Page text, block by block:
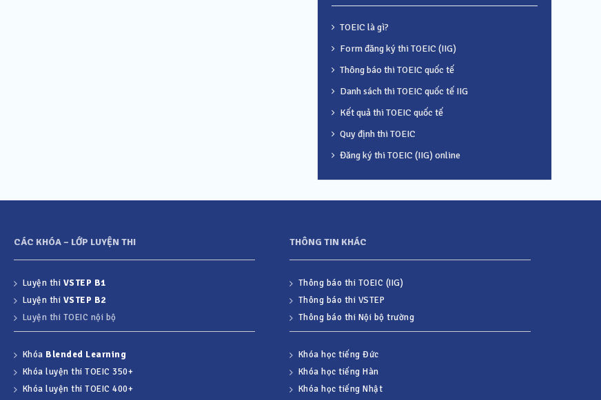
TOEIC là gì?
Form đăng ký thi TOEIC (IIG)
Thông báo thi TOEIC quốc tế
Danh sách thi TOEIC quốc tế IIG
Kết quả thi TOEIC quốc tế
Quy định thi TOEIC
Đăng ký thi TOEIC (IIG) online
CÁC KHÓA – LỚP LUYỆN THI
Luyện thi VSTEP B1
Luyện thi VSTEP B2
Luyện thi TOEIC nội bộ
Khóa Blended Learning
Khóa luyện thi TOEIC 350+
Khóa luyện thi TOEIC 400+
THÔNG TIN KHÁC
Thông báo thi TOEIC (IIG)
Thông báo thi VSTEP
Thông báo thi Nội bộ trường
Khóa học tiếng Đức
Khóa học tiếng Hàn
Khóa học tiếng Nhật